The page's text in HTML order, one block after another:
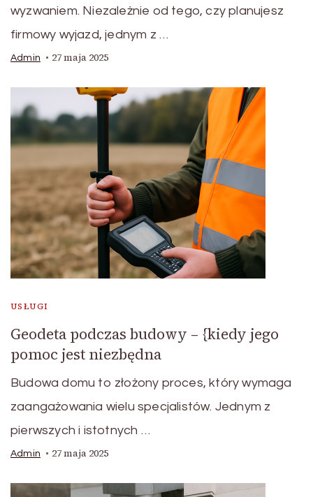
wyzwaniem. Niezależnie od tego, czy planujesz
firmowy wyjazd, jednym z …
Admin 27 maja 2025
USŁUGI
Geodeta podczas budowy – {kiedy jego
pomoc jest niezbędna
Budowa domu to złożony proces, który wymaga
zaangażowania wielu specjalistów. Jednym z
pierwszych i istotnych …
Admin 27 maja 2025